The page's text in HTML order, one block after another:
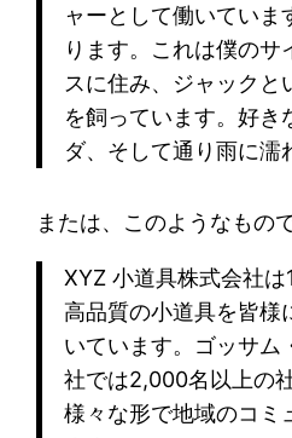
ャーとして働いていま
ります。これは僕の
スに住み、ジャックと
を飼っています。好き
ダ、そして通り雨に濡
または、このようなもので
XYZ 小道具株式会社は
高品質の小道具を皆様
いています。ゴッサム
社では2,000名以上の
様々な形で地域のコミ